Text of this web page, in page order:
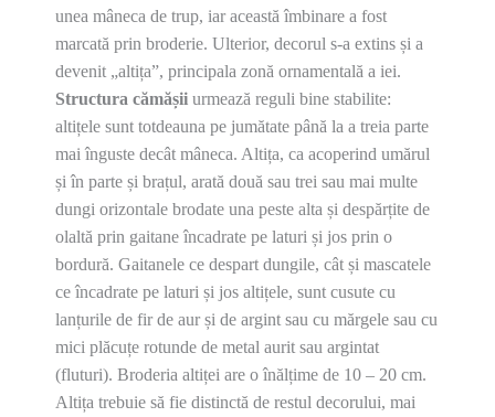
unea mâneca de trup, iar această îmbinare a fost
marcată prin broderie. Ulterior, decorul s-a extins și a
devenit „altița”, principala zonă ornamentală a iei.
Structura cămășii urmează reguli bine stabilite:
altițele sunt totdeauna pe jumătate până la a treia parte
mai înguste decât mâneca. Altița, ca acoperind umărul
și în parte și brațul, arată două sau trei sau mai multe
dungi orizontale brodate una peste alta și despărțite de
olaltă prin gaitane încadrate pe laturi și jos prin o
bordură. Gaitanele ce despart dungile, cât și mascatele
ce încadrate pe laturi și jos altițele, sunt cusute cu
lanțurile de fir de aur și de argint sau cu mărgele sau cu
mici plăcuțe rotunde de metal aurit sau argintat
(fluturi). Broderia altiței are o înălțime de 10 – 20 cm.
Altița trebuie să fie distinctă de restul decorului, mai